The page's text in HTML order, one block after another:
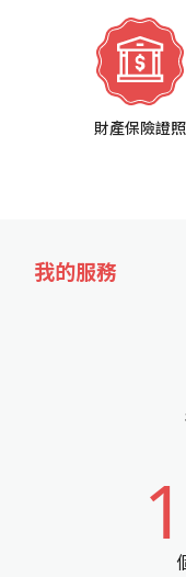
財產保險證照
我的服務